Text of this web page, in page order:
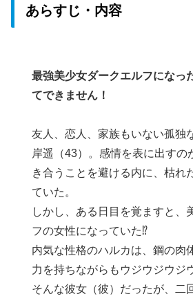
あらすじ・内容
最強美少女ダークエルフになっ
てできません！
友人、恋人、家族もいない孤独
岸遥（43）。感情を表に出すの
き合うことを避ける内に、枯れ
ていた。
しかし、ある日目を覚ますと、
フの女性になっていた⁉︎
内気な性格のハルカは、鋼の肉
力を持ちながらもウジウジウジ
そんな彼女（彼）だったが、二